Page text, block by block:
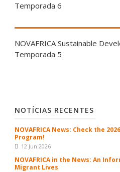
Temporada 6
NOVAFRICA Sustainable
Temporada 5
NOTÍCIAS RECENTES
NOVAFRICA News: Check the
Program!
12 Jun 2026
NOVAFRICA in the News: An
Migrant Lives